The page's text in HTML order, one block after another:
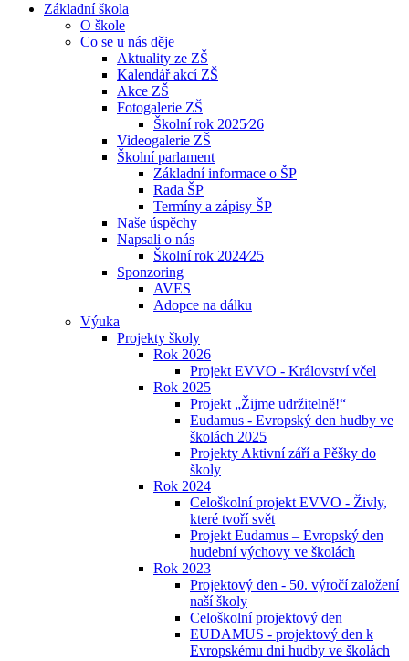
Základní škola
O škole
Co se u nás děje
Aktuality ze ZŠ
Kalendář akcí ZŠ
Akce ZŠ
Fotogalerie ZŠ
Školní rok 2025⁄26
Videogalerie ZŠ
Školní parlament
Základní informace o ŠP
Rada ŠP
Termíny a zápisy ŠP
Naše úspěchy
Napsali o nás
Školní rok 2024⁄25
Sponzoring
AVES
Adopce na dálku
Výuka
Projekty školy
Rok 2026
Projekt EVVO - Království včel
Rok 2025
Projekt „Žijme udržitelně!“
Eudamus - Evropský den hudby ve
školách 2025
Projekty Aktivní září a Pěšky do
školy
Rok 2024
Celoškolní projekt EVVO - Živly,
které tvoří svět
Projekt Eudamus – Evropský den
hudební výchovy ve školách
Rok 2023
Projektový den - 50. výročí založení
naší školy
Celoškolní projektový den
EUDAMUS - projektový den k
Evropskému dni hudby ve školách